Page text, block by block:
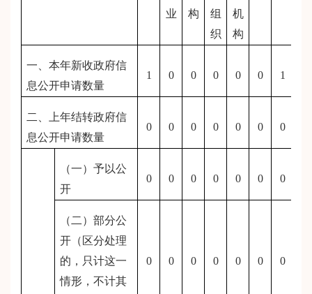
业
构
组
织
机
构
一、本年新收政府信
息公开申请数量
1 0 0 0 0 0 1
二、上年结转政府信
息公开申请数量
0 0 0 0 0 0 0
（一）予以公
开
0 0 0 0 0 0 0
（二）部分公
开（区分处理
的，只计这一
情形，不计其
0 0 0 0 0 0 0